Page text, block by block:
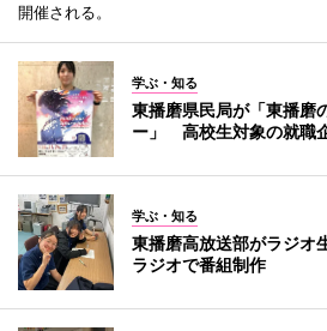
開催される。
学ぶ・知る
東播磨県民局が「東播磨
ー」 高校生対象の就職
学ぶ・知る
東播磨高放送部がラジ
ラジオで番組制作